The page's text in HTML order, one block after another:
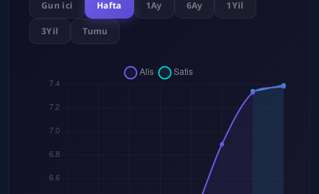
Gun ici Hafta 1Ay 6Ay 1Yil
3Yil Tumu